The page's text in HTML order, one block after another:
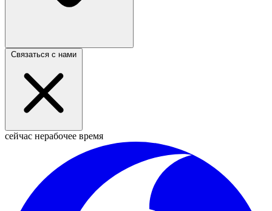
Связаться с нами
сейчас нерабочее время